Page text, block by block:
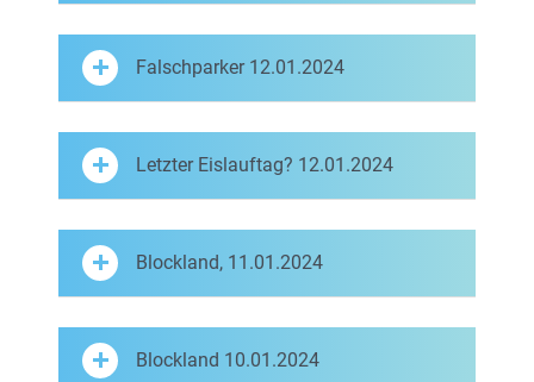
Falschparker 12.01.2024
Letzter Eislauftag? 12.01.2024
Blockland, 11.01.2024
Blockland 10.01.2024